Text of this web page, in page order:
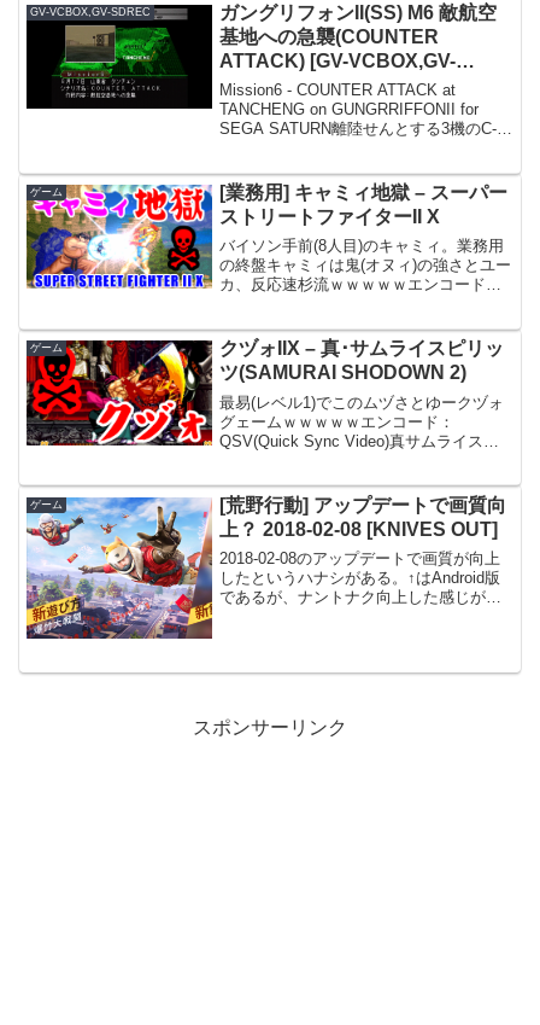
GV-VCBOX,GV-SDREC
ガングリフォンII(SS) M6 敵航空
基地への急襲(COUNTER
ATTACK) [GV-VCBOX,GV-
SDREC]
Mission6 - COUNTER ATTACK at
TANCHENG on GUNGRRIFFONII for
SEGA SATURN離陸せんとする3機のC-
戦...
ゲーム
[業務用] キャミィ地獄 – スーパー
ストリートファイターII X
バイソン手前(8人目)のキャミィ。業務用
の終盤キャミィは鬼(オヌィ)の強さとユー
カ、反応速杉流ｗｗｗｗｗエンコード：
ゲーム
クヅォIIX – 真･サムライスピリッ
ツ(SAMURAI SHODOWN 2)
最易(レベル1)でこのムヅさとゆークヅォ
グェームｗｗｗｗｗエンコード：
QSV(Quick Sync Video)真サムライスピ
ゲーム
[荒野行動] アップデートで画質向
上？ 2018-02-08 [KNIVES OUT]
2018-02-08のアップデートで画質が向上
したというハナシがある。↑はAndroid版
であるが、ナントナク向上した感じが駿
スポンサーリンク